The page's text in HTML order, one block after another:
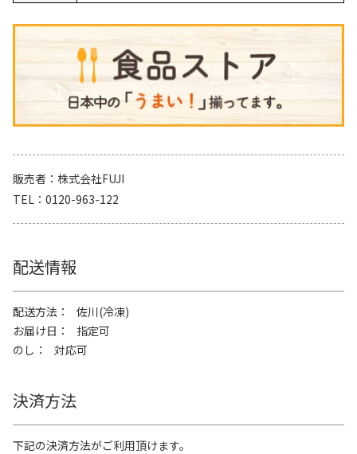
販売者
株式会社FUJI
TEL
0120-963-122
配送情報
配送方法
佐川(冷凍)
お届け日
指定可
のし
対応可
決済方法
下記の決済方法がご利用頂けます。